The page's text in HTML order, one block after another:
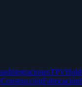
IntegracionesTPV
ConstrucciónFabricación